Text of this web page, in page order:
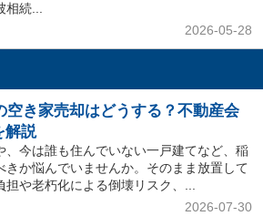
相続...
2026-05-28
空き家売却はどうする？不動産会
解説
、今は誰も住んでいない一戸建てなど、稲
きか悩んでいませんか。そのまま放置して
担や老朽化による倒壊リスク、...
2026-07-30